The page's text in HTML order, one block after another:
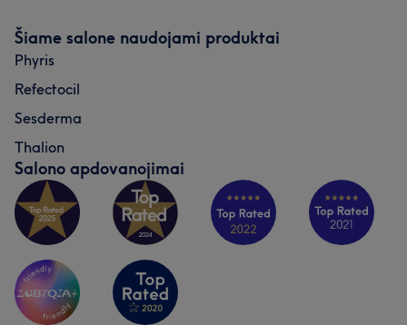
Šiame salone naudojami produktai
Phyris
Refectocil
Sesderma
Thalion
Salono apdovanojimai